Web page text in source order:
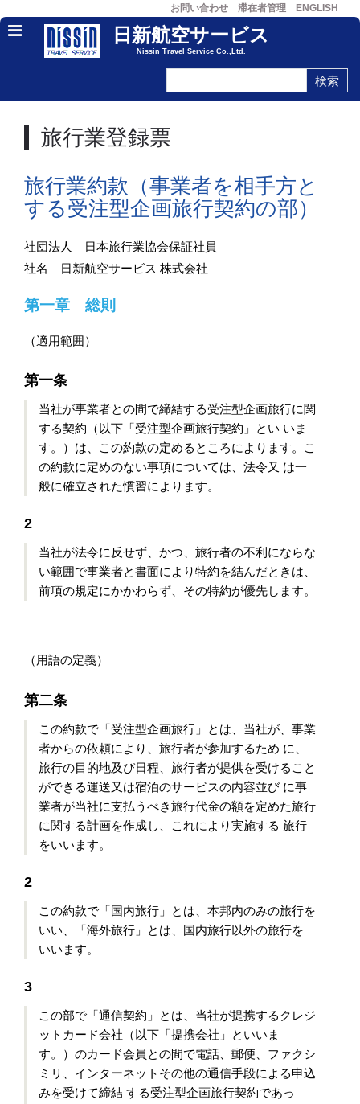
お問い合わせ 滞在者管理 ENGLISH
日新航空サービス
Nissin Travel Service Co.,Ltd.
旅行業登録票
旅行業約款（事業者を相手方と
する受注型企画旅行契約の部）
社団法人 日本旅行業協会保証社員
社名 日新航空サービス 株式会社
第一章 総則
（適用範囲）
第一条
当社が事業者との間で締結する受注型企画旅行に関
する契約（以下「受注型企画旅行契約」とい いま
す。）は、この約款の定めるところによります。こ
の約款に定めのない事項については、法令又 は一
般に確立された慣習によります。
2
当社が法令に反せず、かつ、旅行者の不利にならな
い範囲で事業者と書面により特約を結んだときは、
前項の規定にかかわらず、その特約が優先します。
（用語の定義）
第二条
この約款で「受注型企画旅行」とは、当社が、事業
者からの依頼により、旅行者が参加するため に、
旅行の目的地及び日程、旅行者が提供を受けること
ができる運送又は宿泊のサービスの内容並び に事
業者が当社に支払うべき旅行代金の額を定めた旅行
に関する計画を作成し、これにより実施する 旅行
をいいます。
2
この約款で「国内旅行」とは、本邦内のみの旅行を
いい、「海外旅行」とは、国内旅行以外の旅行を
いいます。
3
この部で「通信契約」とは、当社が提携するクレジ
ットカード会社（以下「提携会社」といいま
す。）のカード会員との間で電話、郵便、ファクシ
ミリ、インターネットその他の通信手段による申込
みを受けて締結 する受注型企画旅行契約であっ